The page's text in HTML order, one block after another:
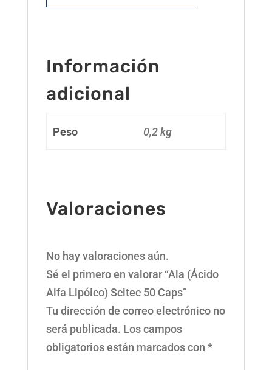
Información
adicional
Peso 0,2 kg
Valoraciones
No hay valoraciones aún.
Sé el primero en valorar “Ala (Ácido
Alfa Lipóico) Scitec 50 Caps”
Tu dirección de correo electrónico no
será publicada. Los campos
obligatorios están marcados con *